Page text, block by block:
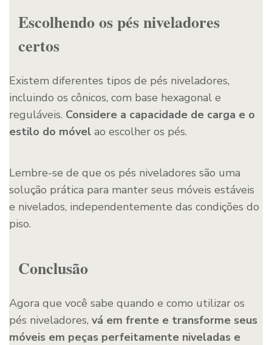
Escolhendo os pés niveladores
certos
Existem diferentes tipos de pés niveladores,
incluindo os cônicos, com base hexagonal e
reguláveis. Considere a capacidade de carga e o
estilo do móvel ao escolher os pés.
Lembre-se de que os pés niveladores são uma
solução prática para manter seus móveis estáveis
e nivelados, independentemente das condições do
piso.
Conclusão
Agora que você sabe quando e como utilizar os
pés niveladores, vá em frente e transforme seus
móveis em peças perfeitamente niveladas e